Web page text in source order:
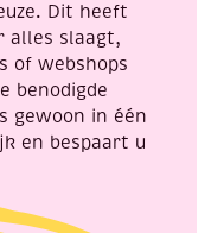
Dit heeft
alles slaagt,
of webshops
benodigde
gewoon in één
en bespaart u